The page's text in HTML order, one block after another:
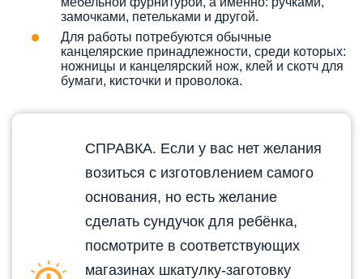
замочками, петельками и другой.
Для работы потребуются обычные
канцелярские принадлежности, среди которых:
ножницы и канцелярский нож, клей и скотч для
бумаги, кисточки и проволока.
СПРАВКА. Если у вас нет желания
возиться с изготовлением самого
основания, но есть желание
сделать сундучок для ребёнка,
посмотрите в соответствующих
магазинах шкатулку-заготовку